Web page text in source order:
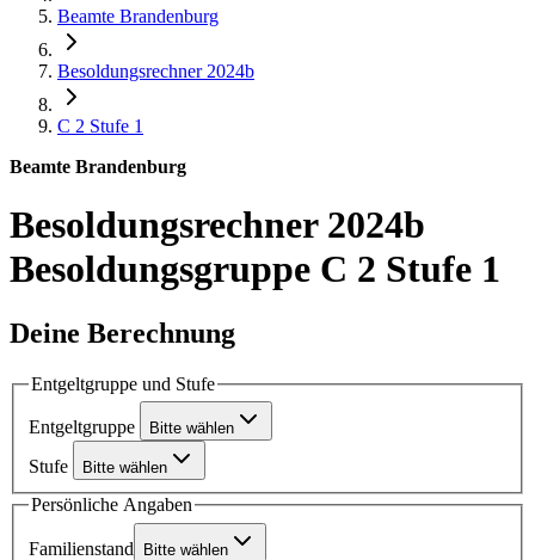
Beamte Brandenburg
Besoldungsrechner 2024b
C 2 Stufe 1
Beamte Brandenburg
Besoldungsrechner 2024b
Besoldungsgruppe C 2 Stufe 1
Deine Berechnung
Entgeltgruppe und Stufe
Entgeltgruppe Bitte wählen
Stufe Bitte wählen
Persönliche Angaben
Familienstand Bitte wählen